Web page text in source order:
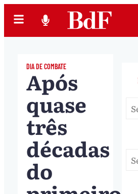
DIA DE COMBATE
Após
quase
três
décadas
do